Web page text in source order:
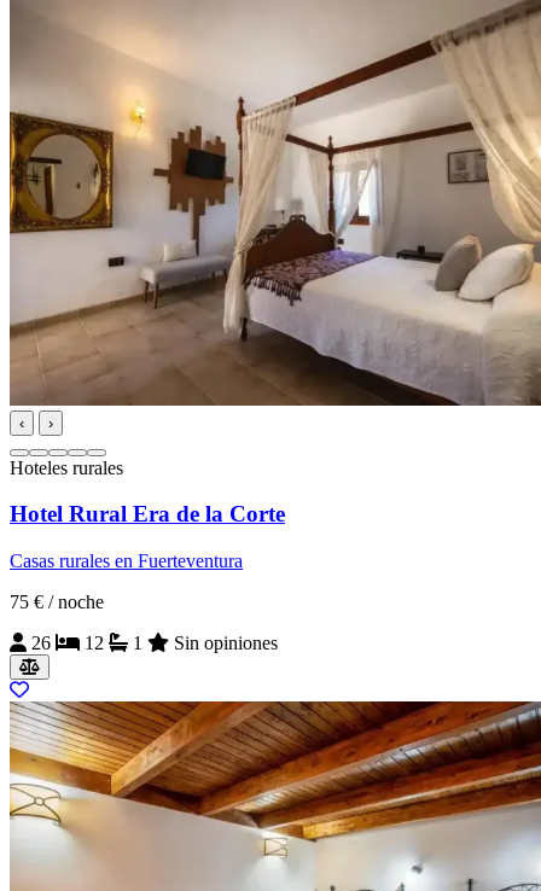
‹ ›
Hoteles rurales
Hotel Rural Era de la Corte
Casas rurales en Fuerteventura
75 € / noche
26
12 1 Sin opiniones